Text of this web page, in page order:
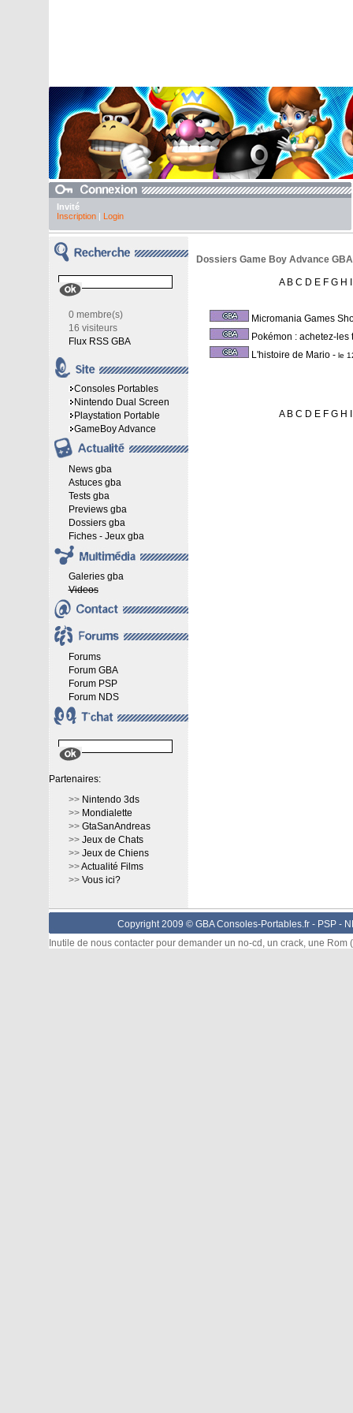
Invité
Inscription| Login
0 membre(s)
16 visiteurs
Flux RSS GBA
Consoles Portables
Nintendo Dual Screen
Playstation Portable
GameBoy Advance
News gba
Astuces gba
Tests gba
Previews gba
Dossiers gba
Fiches - Jeux gba
Galeries gba
Videos
Forums
Forum GBA
Forum PSP
Forum NDS
Partenaires:
>> Nintendo 3ds
>> Mondialette
>> GtaSanAndreas
>> Jeux de Chats
>> Jeux de Chiens
>>Actualité Films
>> Vous ici?
Dossiers Game Boy Advance
A B C D E F G H
Micromania Games
Pokémon : achetez-les
L'histoire de Mario - le
A B C D E F G H
Copyright 2009 © GBA Consoles-Portables.fr - PSP-
Inutile de nous contacter pour demander un no-cd, un crack, une